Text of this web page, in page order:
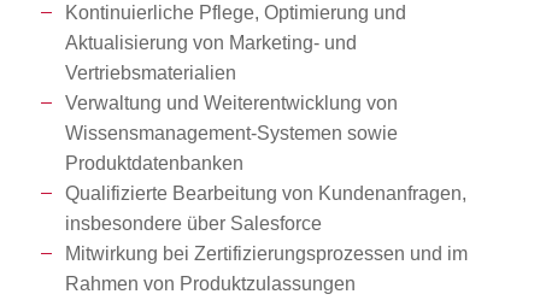
Kontinuierliche Pflege, Optimierung und
Aktualisierung von Marketing- und
Vertriebsmaterialien
Verwaltung und Weiterentwicklung von
Wissensmanagement-Systemen sowie
Produktdatenbanken
Qualifizierte Bearbeitung von Kundenanfragen,
insbesondere über Salesforce
Mitwirkung bei Zertifizierungsprozessen und im
Rahmen von Produktzulassungen